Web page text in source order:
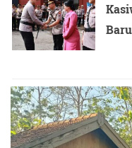
tidak mengindahkan,
tindakan tegas dan
akses Jalan yang di
Dansat Brimob Polda
Komaruz Zaman
Whatsapp